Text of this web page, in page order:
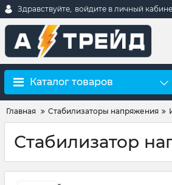
Здравствуйте, войдите в личный
Каталог товаров
Главная Стабилизаторы напряжения
Стабилизатор